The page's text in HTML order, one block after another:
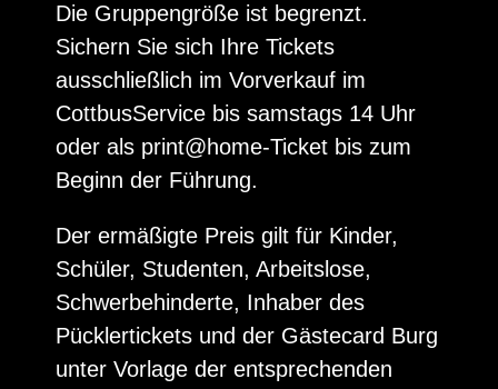
Die Gruppengröße ist begrenzt.
Sichern Sie sich Ihre Tickets
ausschließlich im Vorverkauf im
CottbusService bis samstags 14 Uhr
oder als print@home-Ticket bis zum
Beginn der Führung.
Der ermäßigte Preis gilt für Kinder,
Schüler, Studenten, Arbeitslose,
Schwerbehinderte, Inhaber des
Pücklertickets und der Gästecard Burg
unter Vorlage der entsprechenden